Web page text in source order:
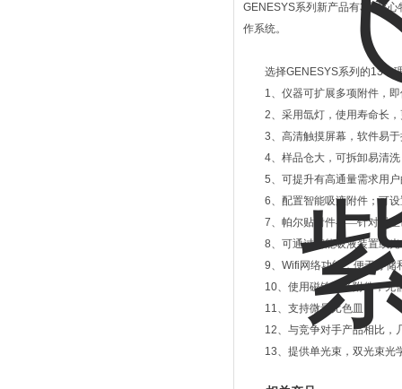
GENESYS系列新产品有3
大核
作系统。
选择GENESYS系列的13个
1、仪器可扩展多项附件，
2、采用氙灯，使用寿命长
3、高清触摸屏幕，软件易
4、样品仓大，可拆卸易清
5、可提升有高通量需求用
6、配置智能吸液附件；可
7、帕尔贴附件——针对对生
8、可通过智能吸液装置或
9、 Wifi 网络功能，便于存储
10、使用磁铁更换附件，无
11、支持微量比色皿；
12、与竞争对手产品相比，
13、提供单光束，双光束光